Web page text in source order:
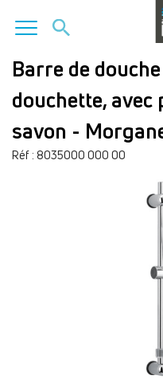
Aller
contenu
Barre de
douchette, avec
savon -
Réf : 8035000 000 00